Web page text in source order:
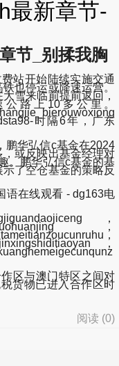
最新章节-
节_别揉我胸
站开始陆续实施交通
也停运或降速运营。
雪来临前提前返回，
路上10多公里。
时隔6年，广东
华弘信c基金在2024
或反映出基金经理对
。鹏华弘信c基金的基
了空仓基金的策略反
语在线观看 - dg163电
，
，
，
，
区与澳门特区之间对
货物已进入合作区时
阅读 (0)